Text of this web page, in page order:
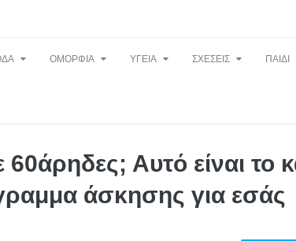
ΟΜΟΡΦΙΑ ΥΓΕΙΑ ΣΧΕΣΕΙΣ ΠΑΙΔΙ
60άρηδες; Αυτό είναι το
άσκησης για εσάς